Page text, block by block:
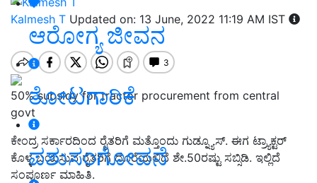
ಆರೋಗ್ಯ ಜೀವನ
ತೋಟಗಾರಿಕೆ
ಪಶುಸಂಗೋಪನೆ
Kalmesh T Updated on: 13 June, 2022 11:19 AM IST
50% subsidy for tractor procurement from central
govt
ಕೇಂದ್ರ ಸರ್ಕಾರದಿಂದ ರೈತರಿಗೆ ಮತ್ತೊಂದು ಗುಡ್ನ್ಯೂಸ್. ಈಗ ಟ್ರ್ಯಾಕ್ಟರ್
ಕೊಳ್ಳ ಬಯಸುವ ರೈತರಿಗೆ ದೊರೆಯಲಿದೆ ಶೇ.50ರಷ್ಟು ಸಬ್ಸಿಡಿ. ಇಲ್ಲಿದೆ
ಸಂಪೂರ್ಣ ಮಾಹಿತಿ.